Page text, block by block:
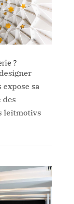
?
sa
des
leitmotivs